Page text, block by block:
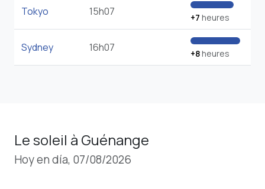
Tokyo 15h07 +7 heures
Sydney 16h07 +8heures
Le soleil à Guénange
Hoy en día, 07/08/2026